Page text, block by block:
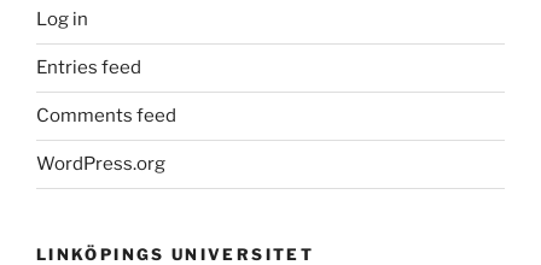
Log in
Entries feed
Comments feed
WordPress.org
LINKÖPINGS UNIVERSITET